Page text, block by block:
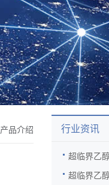
产品介绍 行业资讯
超临界乙醇干燥设
超临界乙醇干燥